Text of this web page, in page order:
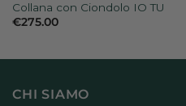
Collana con Ciondolo IO TU
€275.00
CHI SIAMO